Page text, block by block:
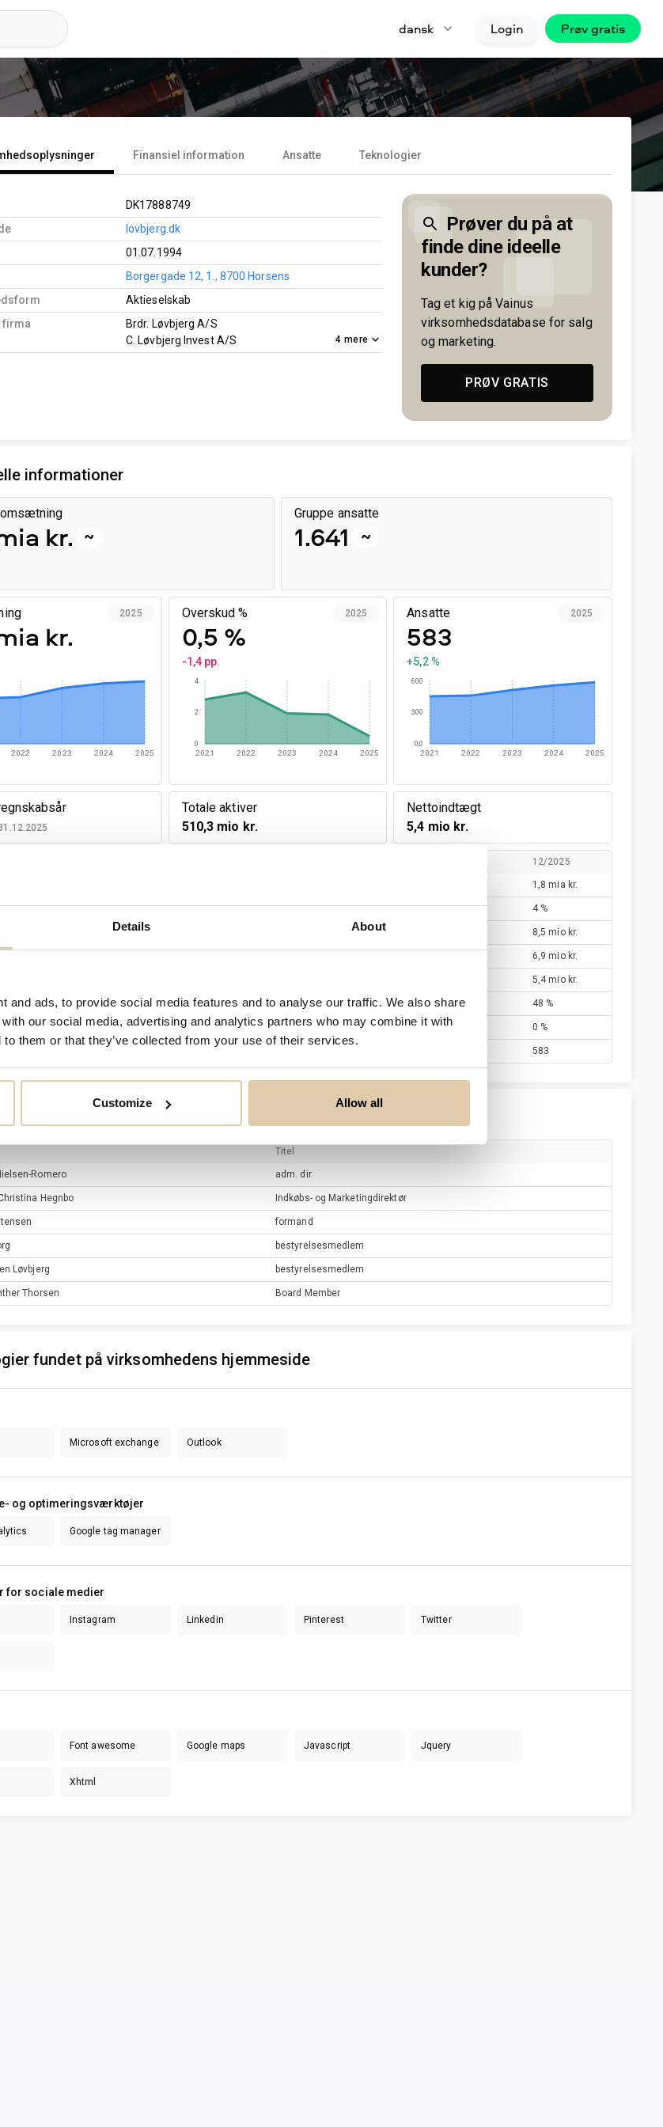
Details About
and ads, to provide social media features and to analyse our traffic. We also share
our social media, advertising and analytics partners who may combine it with
to them or that they’ve collected from your use of their services.
Customize Allow all
dansk Login Prøv gratis
Finansiel information Ansatte Teknologier
DK17888749
lovbjerg.dk
01.07.1994
Borgergade 12, 1., 8700 Horsens
Aktieselskab
firma
Brdr. Løvbjerg A/S
C. Løvbjerg Invest A/S
4 mere
Prøver du på at
finde dine ideelle
kunder?
Tag et kig på Vainus
virksomhedsdatabase for salg
og marketing.
PRØV GRATIS
informationer
kr. ~
Gruppe ansatte
1.641 ~
kr.
2025
2022 2023 2024 2025
Overskud %
0,5 %
-1,4 pp.
2025
2021 2022 2023 2024 2025
0
2
4
Ansatte
583
+5,2 %
2025
2021 2022 2023 2024 2025
0,0
300
600
Totale aktiver
510,3 mio kr.
Nettoindtægt
5,4 mio kr.
12/2025
1,8 mia kr.
i omsætning (%) 4 % 3 % 20 % 8 % 4 %
36,2 mio kr. 30,6 mio kr. 8,5 mio kr.
6,9 mio kr.
5,4 mio kr.
45 % 46 % 47 % 49 % 48 %
3 % 3 % 2 % 2 % 0 %
583
Titel
Romero adm. dir.
Hegnbo Indkøbs- og Marketingdirektør
formand
bestyrelsesmedlem
Løvbjerg bestyrelsesmedlem
Thorsen Board Member
fundet på virksomhedens hjemmeside
Microsoft exchange Outlook
og optimeringsværktøjer
Google tag manager
for sociale medier
Instagram Linkedin Pinterest Twitter
Font awesome Google maps Javascript Jquery
Xhtml